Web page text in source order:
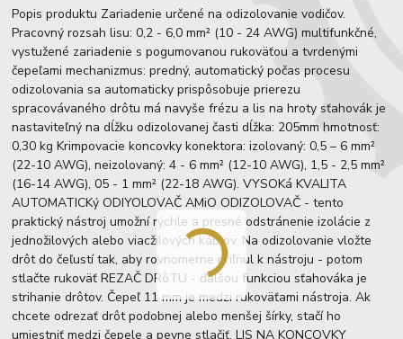
Popis produktu Zariadenie určené na odizolovanie vodičov.
Pracovný rozsah lisu: 0,2 - 6,0 mm² (10 - 24 AWG) multifunkčné,
vystužené zariadenie s pogumovanou rukoväťou a tvrdenými
čepeľami mechanizmus: predný, automatický počas procesu
odizolovania sa automaticky prispôsobuje prierezu
spracovávaného drôtu má navyše frézu a lis na hroty sťahovák je
nastaviteľný na dĺžku odizolovanej časti dĺžka: 205mm hmotnosť:
0,30 kg Krimpovacie koncovky konektora: izolovaný: 0,5 – 6 mm²
(22-10 AWG), neizolovaný: 4 - 6 mm² (12-10 AWG), 1,5 - 2,5 mm²
(16-14 AWG), 05 - 1 mm² (22-18 AWG). VYSOKá KVALITA
AUTOMATICKý ODIYOLOVAČ AMiO ODIZOLOVAČ - tento
praktický nástroj umožní rýchle a presné odstránenie izolácie z
jednožilových alebo viacžilových káblov. Na odizolovanie vložte
drôt do čeľustí tak, aby rovnomerne priľnul k nástroju - potom
stlačte rukoväť REZAČ DRôTU - ďalšou funkciou sťahováka je
strihanie drôtov. Čepeľ 11 mm je medzi rukoväťami nástroja. Ak
chcete odrezať drôt podobnej alebo menšej šírky, stačí ho
umiestniť medzi čepele a pevne stlačiť. LIS NA KONCOVKY